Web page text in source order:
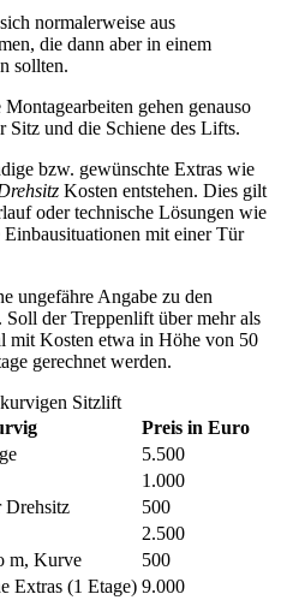
normalerweise aus
die dann aber in einem
sollten.
gehen genauso
und die Schiene des Lifts.
bzw. gewünschte Extras wie
Kosten entstehen. Dies gilt
oder technische Lösungen wie
Einbausituationen mit einer Tür
ungefähre Angabe zu den
Soll der Treppenlift über mehr als
mit Kosten etwa in Höhe von 50
gerechnet werden.
Sitzlift
Preis in Euro
5.500
1.000
Drehsitz
500
2.500
m, Kurve
500
Extras (1 Etage) 9.000